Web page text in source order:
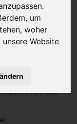
um
woher
Website
inklusive der
nicht mit Dritten